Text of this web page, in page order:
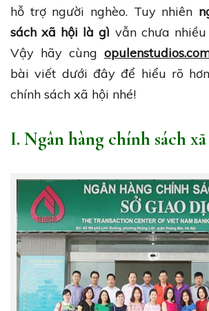
hỗ trợ người nghèo. Tuy nhiên
sách xã hội là gì vẫn chưa
Vậy hãy cùng
bài viết dưới đây để hiểu rõ
chính sách xã hội nhé!
I. Ngân hàng chính sách